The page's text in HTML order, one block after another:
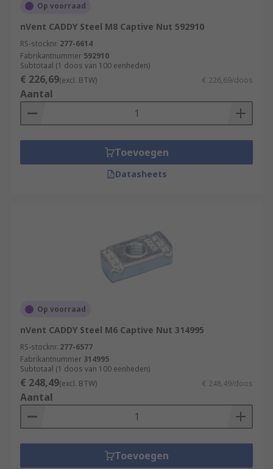
Op voorraad
nVent CADDY Steel M8 Captive Nut 592910
RS-stocknr. 277-6614
Fabrikantnummer 592910
Subtotaal (1 doos van 100 eenheden)
€ 226,69(excl. BTW) € 226,69/doos
Aantal
Toevoegen
Datasheets
Op voorraad
nVent CADDY Steel M6 Captive Nut 314995
RS-stocknr. 277-6577
Fabrikantnummer 314995
Subtotaal (1 doos van 100 eenheden)
€ 248,49(excl. BTW) € 248,49/doos
Aantal
Toevoegen